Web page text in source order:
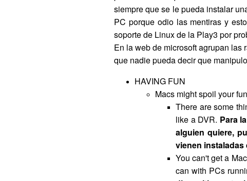
siempre que se le pueda instalar
PC porque odio las mentiras y
soporte de Linux de la Play3 por
En la web de microsoft agrupan
que nadie pueda decir que
HAVING FUN
Macs might spoil your
There are some
like a DVR. Para
alguien quiere,
vienen instaladas
You can't get a
can with PCs